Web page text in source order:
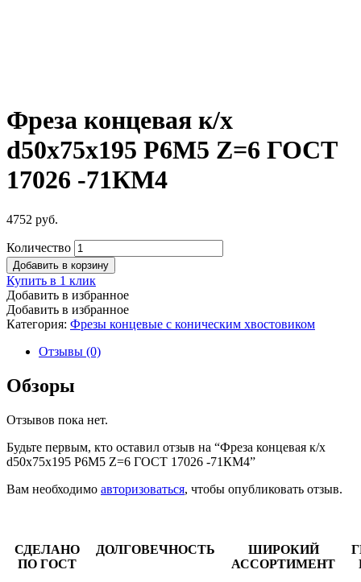
Фреза концевая к/х
d50х75х195 Р6М5 Z=6 ГОСТ
17026 -71КМ4
4752 руб.
Количество
Добавить в корзину
Купить в 1 клик
Добавить в избранное
Добавить в избранное
Категория: Фрезы концевые с коническим хвостовиком
Отзывы (0)
Обзоры
Отзывов пока нет.
Будьте первым, кто оставил отзыв на “Фреза концевая к/х
d50х75х195 Р6М5 Z=6 ГОСТ 17026 -71КМ4”
Вам необходимо авторизоваться, чтобы опубликовать отзыв.
СДЕЛАНО
ПО ГОСТ
ДОЛГОВЕЧНОСТЬ
ШИРОКИЙ
АССОРТИМЕНТ